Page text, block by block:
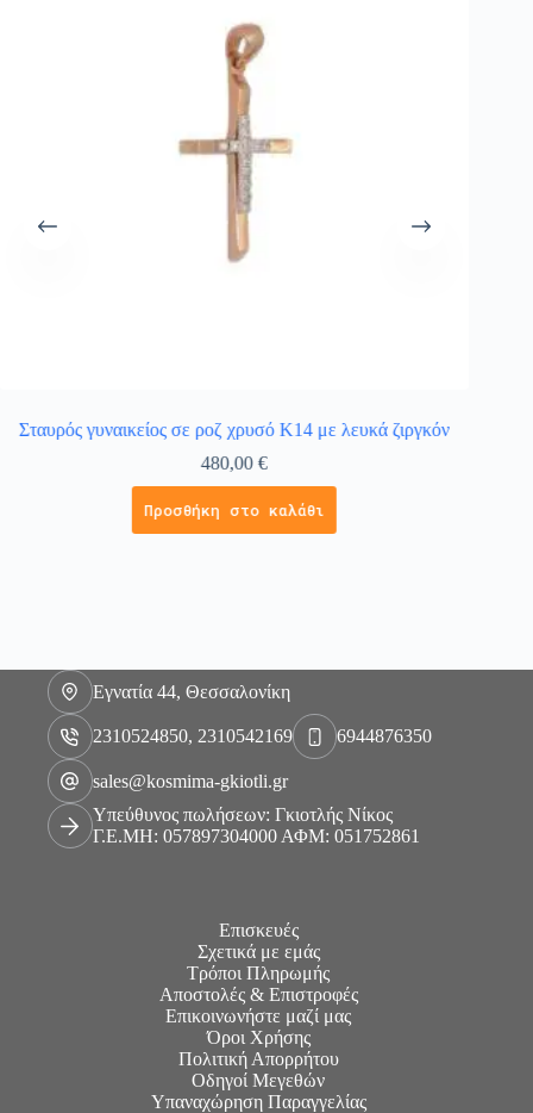
Σταυρός γυναικείος σε ροζ χρυσό Κ14 με λευκά ζιργκόν
480,00€
Προσθήκη στο καλάθι
Εγνατία 44, Θεσσαλονίκη
2310524850, 2310542169 6944876350
sales@kosmima-gkiotli.gr
Υπεύθυνος πωλήσεων: Γκιοτλής Νίκος
Γ.Ε.ΜΗ: 057897304000 ΑΦΜ: 051752861
Επισκευές
Σχετικά με εμάς
Τρόποι Πληρωμής
Αποστολές & Επιστροφές
Επικοινωνήστε μαζί μας
Όροι Χρήσης
Πολιτική Απορρήτου
Οδηγοί Μεγεθών
Υπαναχώρηση Παραγγελίας